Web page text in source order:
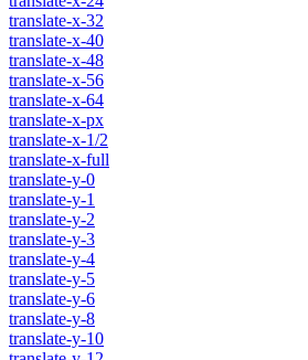
translate-x-32
translate-x-40
translate-x-48
translate-x-56
translate-x-64
translate-x-px
translate-x-1/2
translate-x-full
translate-y-0
translate-y-1
translate-y-2
translate-y-3
translate-y-4
translate-y-5
translate-y-6
translate-y-8
translate-y-10